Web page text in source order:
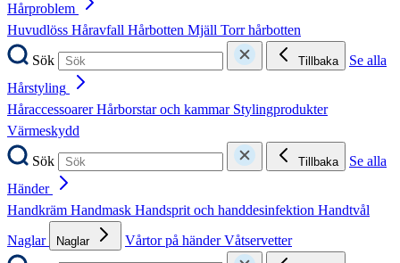
Hårproblem
Huvudlöss Håravfall Hårbotten Mjäll Torr hårbotten
Sök
Tillbaka
Se alla
Hårstyling
HåraccessoarerHårborstar och kammar Stylingprodukter
Värmeskydd
Sök
Tillbaka
Se alla
Händer
Handkräm Handmask Handsprit och handdesinfektion Handtvål
Naglar
Naglar Vårtor på händerVåtservetter